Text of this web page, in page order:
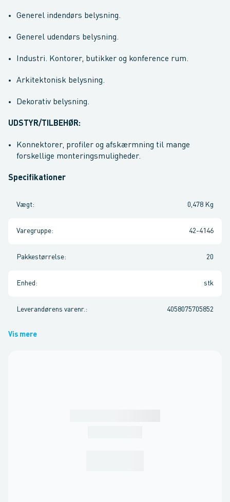
Generel indendørs belysning.
Generel udendørs belysning.
Industri. Kontorer, butikker og konference rum.
Arkitektonisk belysning.
Dekorativ belysning.
UDSTYR/TILBEHØR:
Konnektorer, profiler og afskærmning til mange
forskellige monteringsmuligheder.
Specifikationer
Vægt: 0,478 Kg
Varegruppe: 42-4146
Pakkestørrelse: 20
Enhed : stk
Leverandørens varenr. : 4058075705852
Vis mere